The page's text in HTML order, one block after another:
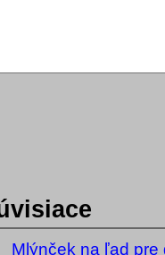
Mlýnček na ľad pre